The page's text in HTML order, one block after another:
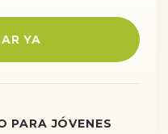
YA
PARA JÓVENES